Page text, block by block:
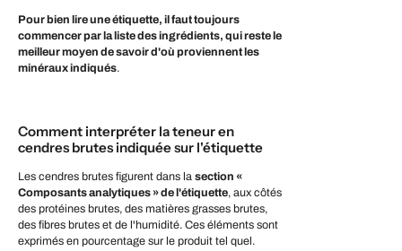
Pour bien lire une étiquette, il faut toujours
commencer par la liste des ingrédients, qui reste le
meilleur moyen de savoir d'où proviennent les
minéraux indiqués.
Comment interpréter la teneur en
cendres brutes indiquée sur l'étiquette
Les cendres brutes figurent dans la section «
Composants analytiques » de l'étiquette, aux côtés
des protéines brutes, des matières grasses brutes,
des fibres brutes et de l'humidité. Ces éléments sont
exprimés en pourcentage sur le produit tel quel.